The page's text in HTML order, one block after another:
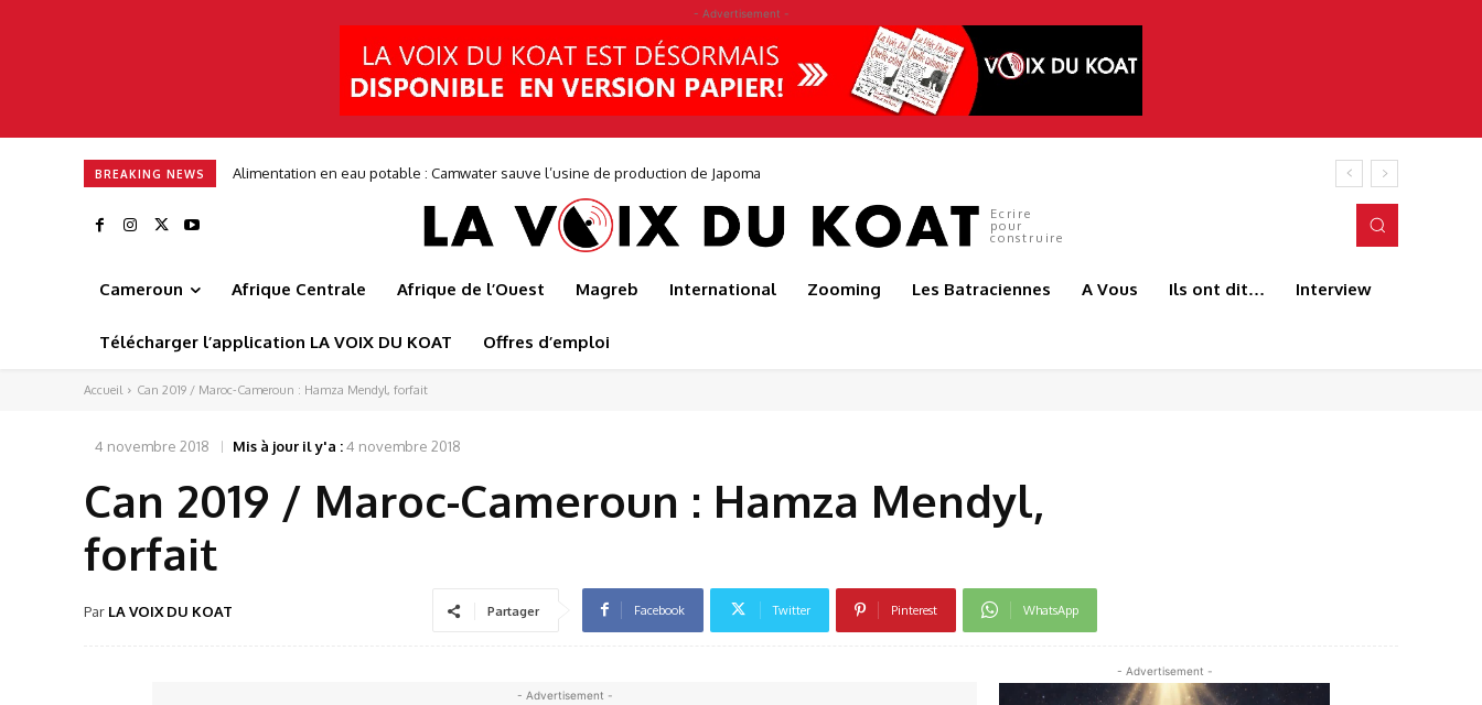
- Advertisement -
BREAKING NEWS Alimentation en eau potable : Camwater sauve l’usine de production de Japoma
Entrepreneuriat : ITGStore mise sur 30 jeunes pour faire éclore une nouvelle génération d’entrepreneurs avec ANDJEUN
Ecrire
pour
construire
Cameroun Afrique Centrale Afrique de l’Ouest Magreb International Zooming Les Batraciennes A Vous Ils ont dit… Interview
Télécharger l’application LA VOIX DU KOAT Offres d’emploi
Accueil Can 2019 / Maroc-Cameroun : Hamza Mendyl, forfait
4 novembre 2018 Mis à jour il y'a :4 novembre 2018
Can 2019 / Maroc-Cameroun : Hamza Mendyl,
forfait
Par LA VOIX DU KOAT Partager Facebook Twitter Pinterest WhatsApp
- Advertisement -
- Advertisement -